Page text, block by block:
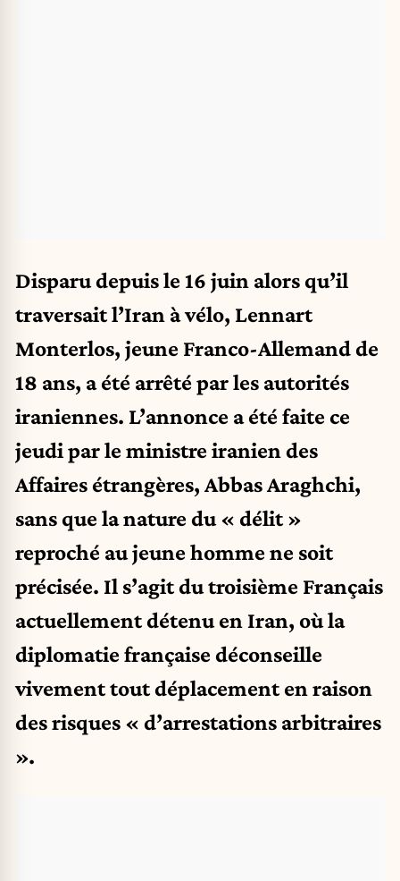
Disparu depuis le 16 juin alors qu’il
traversait l’Iran à vélo, Lennart
Monterlos, jeune Franco-Allemand de
18 ans, a été arrêté par les autorités
iraniennes. L’annonce a été faite ce
jeudi par le ministre iranien des
Affaires étrangères, Abbas Araghchi,
sans que la nature du « délit »
reproché au jeune homme ne soit
précisée. Il s’agit du troisième Français
actuellement détenu en Iran, où la
diplomatie française déconseille
vivement tout déplacement en raison
des risques « d’arrestations arbitraires
».